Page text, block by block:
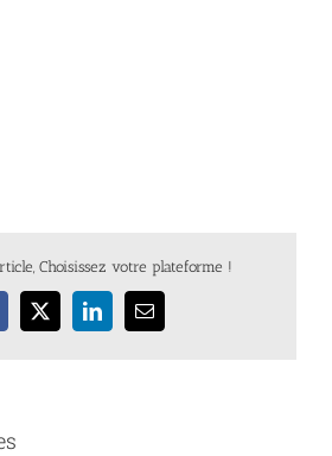
Choisissez votre plateforme !
X LinkedInEmail